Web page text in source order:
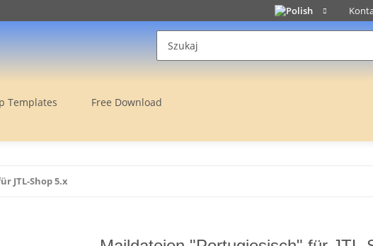
Templates Free Download
JTL-Shop 5.x